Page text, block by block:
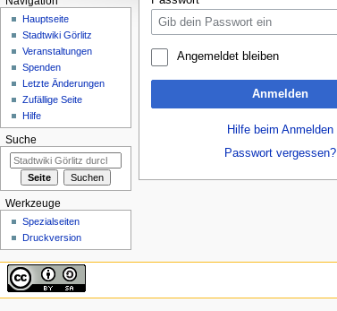
Angemeldet bleiben
Anmelden
Hilfe beim Anmelden
Passwort vergessen?
Hauptseite
Stadtwiki Görlitz
Veranstaltungen
Spenden
Letzte Änderungen
Zufällige Seite
Hilfe
Suche
Werkzeuge
Spezialseiten
Druckversion